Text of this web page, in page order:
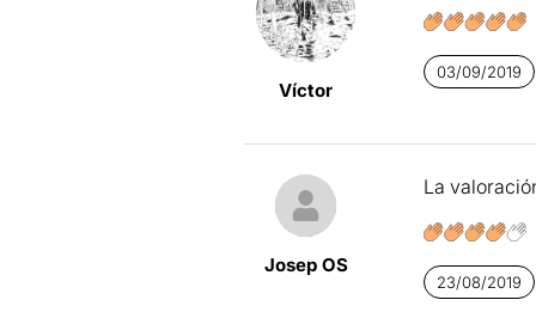
Una posada
en el
l'escena.
onades de
Amb alguns
crear un
magnífica
sortir
Víctor
03/09/2019
Josep OS
La
23/08/2019